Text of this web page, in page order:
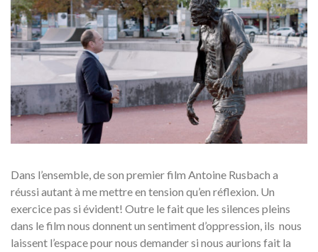
Dans l’ensemble, de son premier film Antoine Rusbach a
réussi autant à me mettre en tension qu’en réflexion. Un
exercice pas si évident! Outre le fait que les silences pleins
dans le film nous donnent un sentiment d’oppression, ils nous
laissent l’espace pour nous demander si nous aurions fait la